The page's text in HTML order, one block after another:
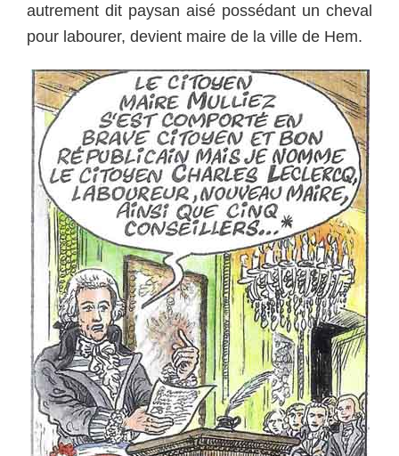
autrement dit paysan aisé possédant un cheval
pour labourer, devient maire de la ville de Hem.